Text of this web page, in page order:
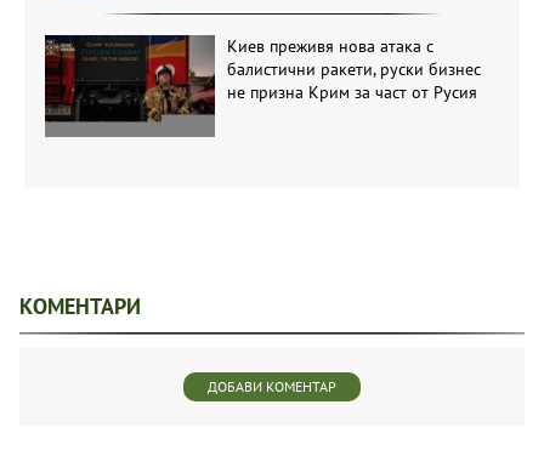
Киев преживя нова атака с
балистични ракети, руски бизнес
не призна Крим за част от Русия
КОМЕНТАРИ
ДОБАВИ КОМЕНТАР